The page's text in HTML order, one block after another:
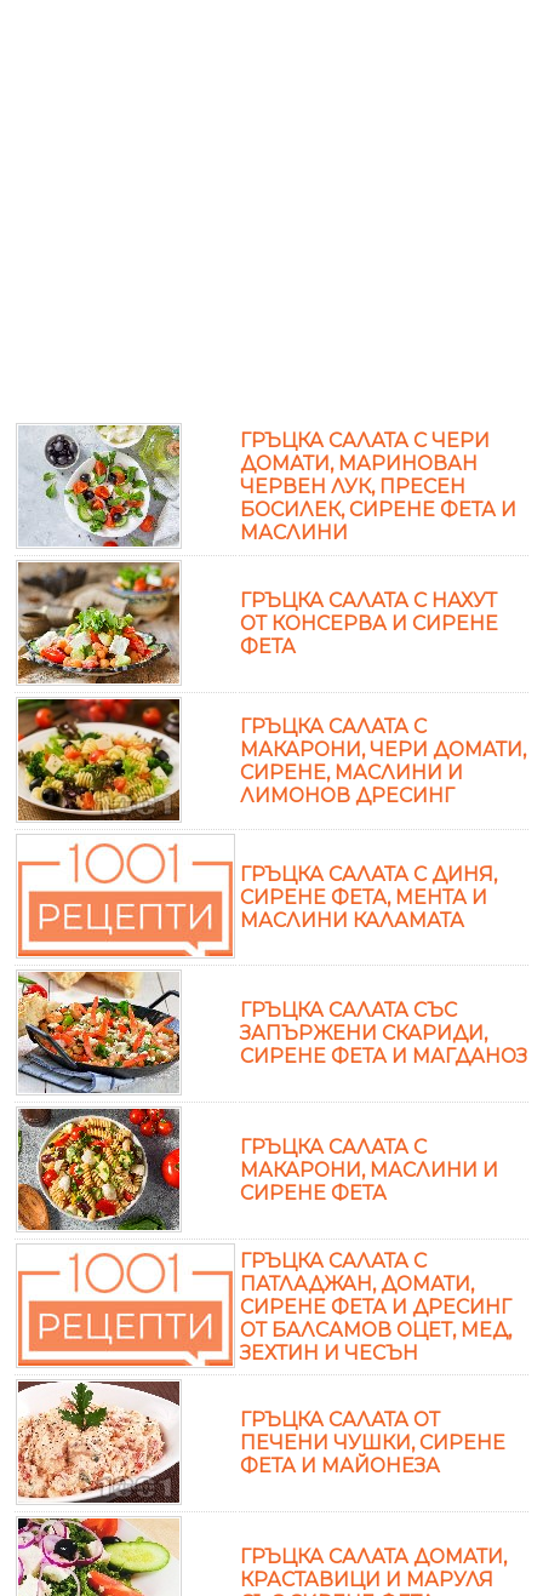
ГРЪЦКА САЛАТА С ЧЕРИ
ДОМАТИ, МАРИНОВАН
ЧЕРВЕН ЛУК, ПРЕСЕН
БОСИЛЕК, СИРЕНЕ ФЕТА И
МАСЛИНИ
ГРЪЦКА САЛАТА С НАХУТ
ОТ КОНСЕРВА И СИРЕНЕ
ФЕТА
ГРЪЦКА САЛАТА С
МАКАРОНИ, ЧЕРИ ДОМАТИ,
СИРЕНЕ, МАСЛИНИ И
ЛИМОНОВ ДРЕСИНГ
ГРЪЦКА САЛАТА С ДИНЯ,
СИРЕНЕ ФЕТА, МЕНТА И
МАСЛИНИ КАЛАМАТА
ГРЪЦКА САЛАТА СЪС
ЗАПЪРЖЕНИ СКАРИДИ,
СИРЕНЕ ФЕТА И МАГДАНОЗ
ГРЪЦКА САЛАТА С
МАКАРОНИ, МАСЛИНИ И
СИРЕНЕ ФЕТА
ГРЪЦКА САЛАТА С
ПАТЛАДЖАН, ДОМАТИ,
СИРЕНЕ ФЕТА И ДРЕСИНГ
ОТ БАЛСАМОВ ОЦЕТ, МЕД,
ЗЕХТИН И ЧЕСЪН
ГРЪЦКА САЛАТА ОТ
ПЕЧЕНИ ЧУШКИ, СИРЕНЕ
ФЕТА И МАЙОНЕЗА
ГРЪЦКА САЛАТА ДОМАТИ,
КРАСТАВИЦИ И МАРУЛЯ